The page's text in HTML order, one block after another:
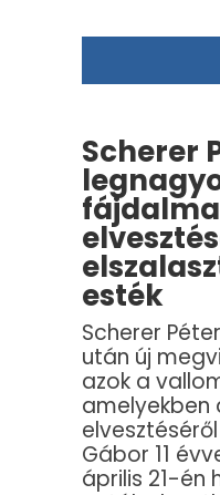
Scherer
esték
Scherer
után új
azok a
amelyekben
Gábor 11
április 21-én